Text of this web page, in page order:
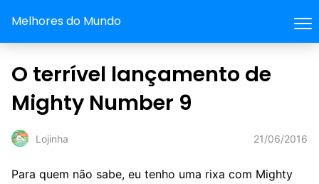
Melhores do Mundo
O terrível lançamento de
Mighty Number 9
Lojinha 21/06/2016
Para quem não sabe, eu tenho uma rixa com Mighty